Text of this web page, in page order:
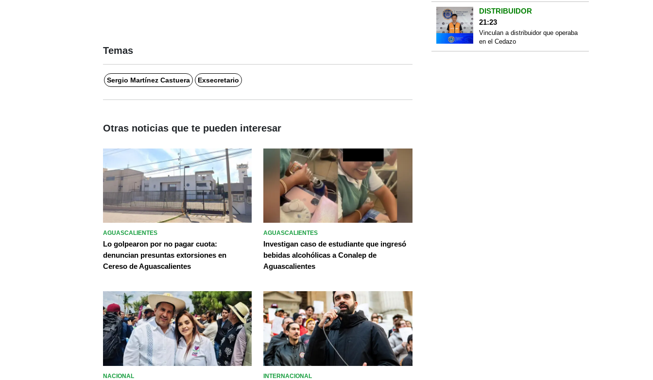
Temas
Sergio Martínez Castuera Exsecretario
DISTRIBUIDOR
21:23
Vinculan a distribuidor que operaba
en el Cedazo
Otras noticias que te pueden interesar
AGUASCALIENTES
Lo golpearon por no pagar cuota:
denuncian presuntas extorsiones en
Cereso de Aguascalientes
AGUASCALIENTES
Investigan caso de estudiante que ingresó
bebidas alcohólicas a Conalep de
Aguascalientes
NACIONAL INTERNACIONAL